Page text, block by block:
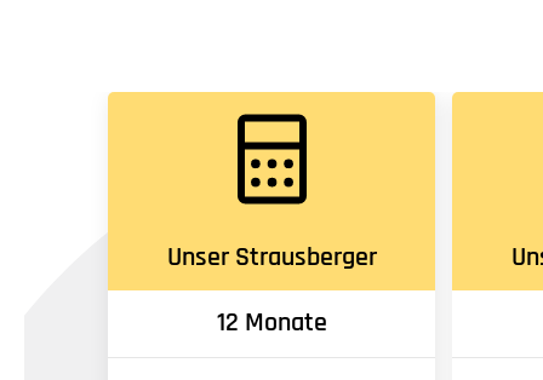
Unser Strausberger
12 Monate